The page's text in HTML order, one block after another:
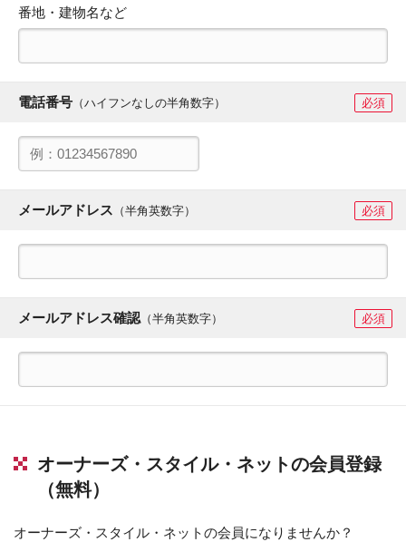
番地・建物名など
電話番号 （ハイフンなしの半角数字） 必須
メールアドレス （半角英数字） 必須
メールアドレス確認（半角英数字） 必須
オーナーズ・スタイル・ネットの会員登録
（無料）
オーナーズ・スタイル・ネットの会員になりませんか？